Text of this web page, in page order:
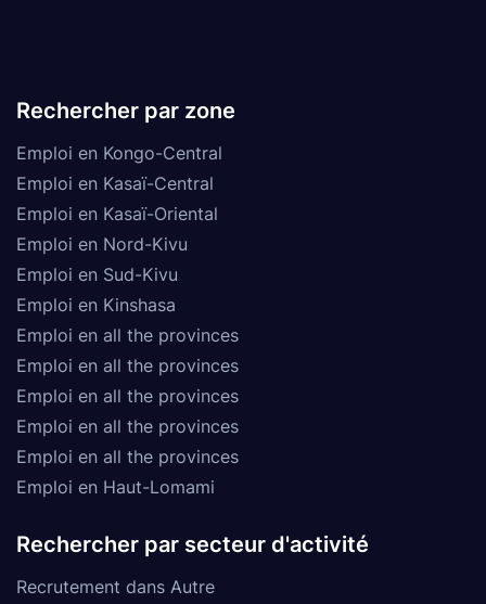
Rechercher par zone
Emploi en Kongo-Central
Emploi en Kasaï-Central
Emploi en Kasaï-Oriental
Emploi en Nord-Kivu
Emploi en Sud-Kivu
Emploi en Kinshasa
Emploi en all the provinces
Emploi en all the provinces
Emploi en all the provinces
Emploi en all the provinces
Emploi en all the provinces
Emploi en Haut-Lomami
Rechercher par secteur d'activité
Recrutement dans Autre